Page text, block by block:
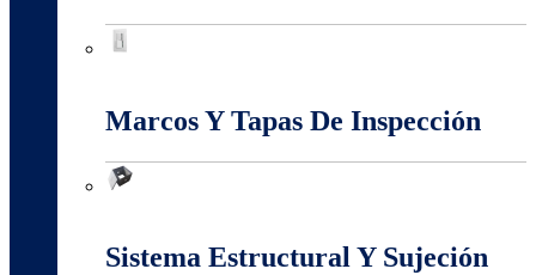
Marcos Y Tapas De Inspección
Sistema Estructural Y Sujeción